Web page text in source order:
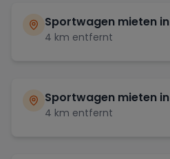
Sportwagen mieten in
4 km entfernt
Sportwagen mieten in
4 km entfernt